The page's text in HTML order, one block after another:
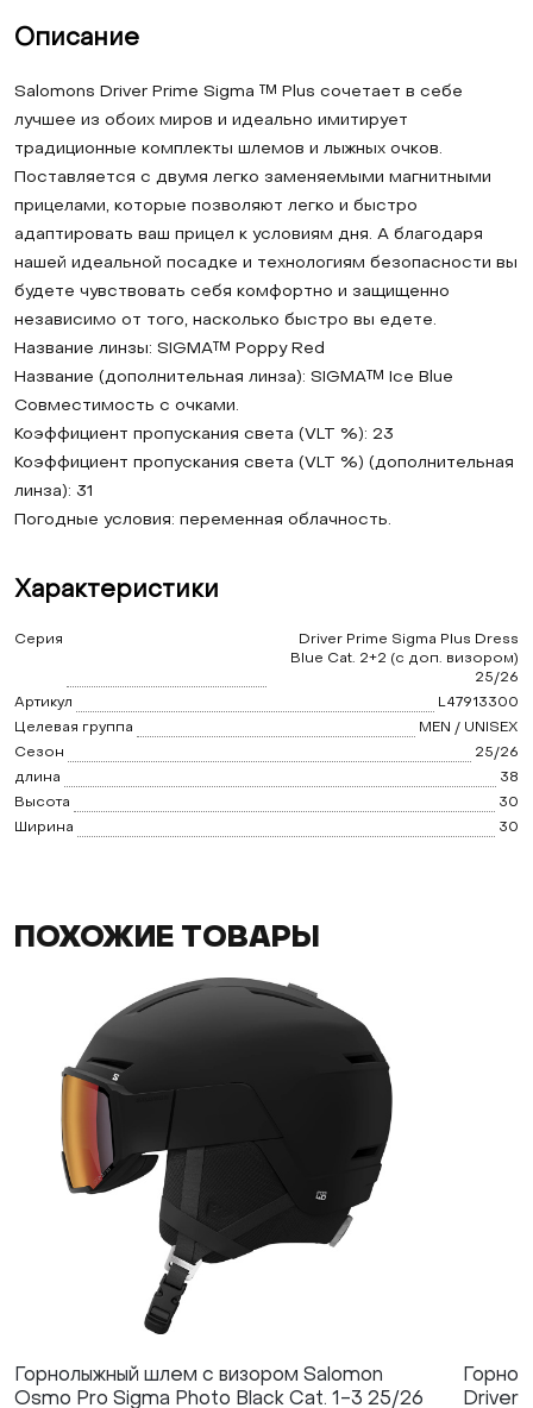
Описание
Salomons Driver Prime Sigma ™ Plus сочетает в себе
лучшее из обоих миров и идеально имитирует
традиционные комплекты шлемов и лыжных очков.
Поставляется с двумя легко заменяемыми магнитными
прицелами, которые позволяют легко и быстро
адаптировать ваш прицел к условиям дня. А благодаря
нашей идеальной посадке и технологиям безопасности вы
будете чувствовать себя комфортно и защищенно
независимо от того, насколько быстро вы едете.
Название линзы: SIGMA™ Poppy Red
Название (дополнительная линза): SIGMA™ Ice Blue
Совместимость с очками.
Коэффициент пропускания света (VLT %): 23
Коэффициент пропускания света (VLT %) (дополнительная
линза): 31
Погодные условия: переменная облачность.
Характеристики
Серия
Driver Prime Sigma Plus Dress
Blue Cat. 2+2 (с доп. визором)
25/26
Артикул
L47913300
Целевая группа
MEN / UNISEX
Сезон
25/26
длина
38
Высота
30
Ширина
30
ПОХОЖИЕ ТОВАРЫ
Горнолыжный шлем с визором Salomon
Osmo Pro Sigma Photo Black Cat. 1-3 25/26
Driver